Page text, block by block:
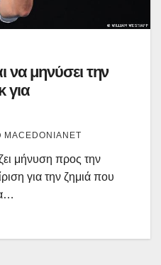
να μηνύσει την
για
MACEDONIANET
μήνυση προς την
για την ζημιά που